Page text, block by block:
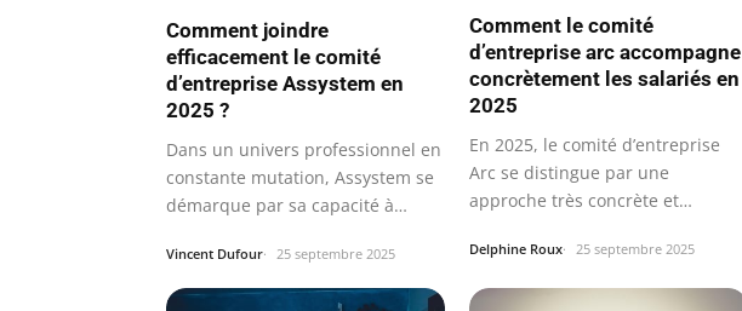
Comment joindre
efficacement le comité
d’entreprise Assystem en
2025 ?
Dans un univers professionnel en
constante mutation, Assystem se
démarque par sa capacité à…
Vincent Dufour 25 septembre 2025
Comment le comité
d’entreprise arc accompagne
concrètement les salariés en
2025
En 2025, le comité d’entreprise
Arc se distingue par une
approche très concrète et
Delphine Roux 25 septembre 2025